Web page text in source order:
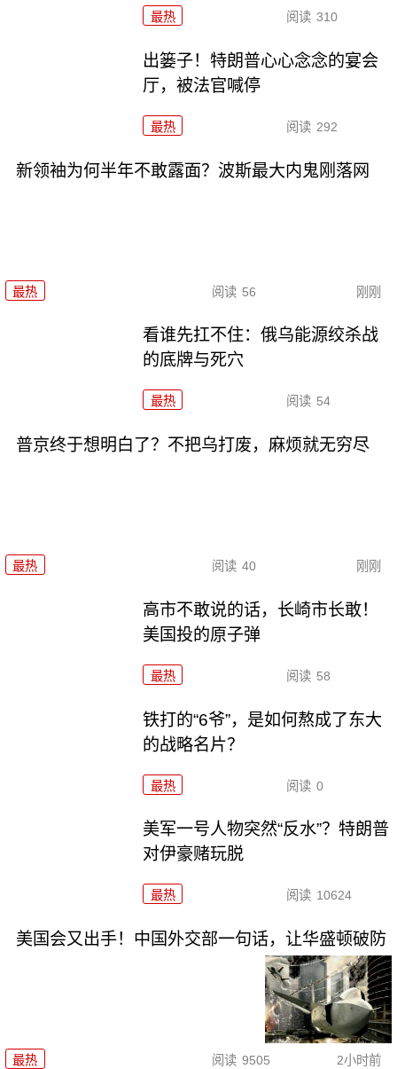
最热 阅读 310
出篓子！特朗普心心念念的宴会
厅，被法官喊停
最热 阅读 292
新领袖为何半年不敢露面？波斯最大内鬼刚落网
最热 阅读 56 刚刚
看谁先扛不住：俄乌能源绞杀战
的底牌与死穴
最热 阅读 54
普京终于想明白了？不把乌打废，麻烦就无穷尽
最热 阅读 40 刚刚
高市不敢说的话，长崎市长敢！
美国投的原子弹
最热 阅读 58
铁打的“6爷”，是如何熬成了东大
的战略名片？
最热 阅读 0
美军一号人物突然“反水”？特朗普
对伊豪赌玩脱
最热 阅读 10624
美国会又出手！中国外交部一句话，让华盛顿破防
最热 阅读 9505 2小时前